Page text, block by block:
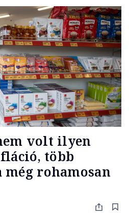
volt ilyen
több
rohamosan